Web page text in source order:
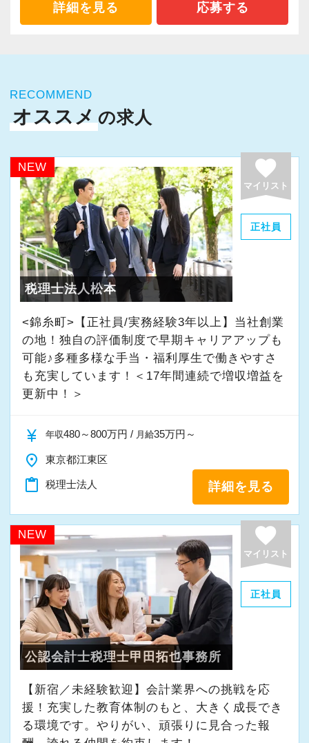
詳細を見る 応募する
RECOMMEND
オススメの求人
NEW favorite
マイリスト
正社員
税理士法人松本
<錦糸町>【正社員/実務経験3年以上】当社創業
の地！独自の評価制度で早期キャリアアップも
可能♪多種多様な手当・福利厚生で働きやすさ
も充実しています！＜17年間連続で増収増益を
更新中！＞
currency_yen 年収480～800万円 / 月給35万円～
place 東京都江東区
content_paste 税理士法人 詳細を見る
NEW favorite
マイリスト
正社員
公認会計士税理士甲田拓也事務所
【新宿／未経験歓迎】会計業界への挑戦を応
援！充実した教育体制のもと、大きく成長でき
る環境です。やりがい、頑張りに見合った報